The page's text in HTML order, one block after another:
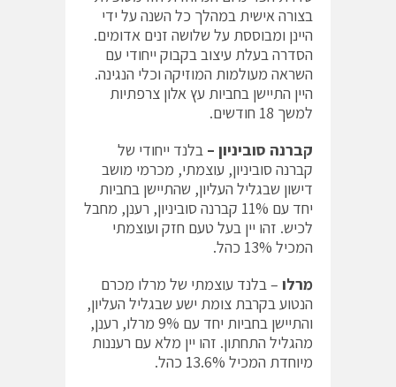
בצורה אישית במהלך כל השנה על ידי
היינן ומבוססת על שלושה זנים אדומים.
הסדרה בעלת עיצוב בקבוק ייחודי עם
השראה מעולמות המוזיקה וכלי הנגינה.
היין התיישן בחביות עץ אלון צרפתיות
למשך 18 חודשים.
קברנה סוביניון – בלנד ייחודי של
קברנה סוביניון, עוצמתי, מכרמי מושב
דישון שבגליל העליון, שהתיישן בחביות
יחד עם 11% קברנה סוביניון, רענן, מחבל
לכיש. זהו יין בעל טעם חזק ועוצמתי
המכיל 13% כהל.
מרלו – בלנד עוצמתי של מרלו מכרם
הנטוע בקרבת צומת ישע שבגליל העליון,
והתיישן בחביות יחד עם 9% מרלו, רענן,
מהגליל התחתון. זהו יין מלא עם רעננות
מיוחדת המכיל 13.6% כהל.